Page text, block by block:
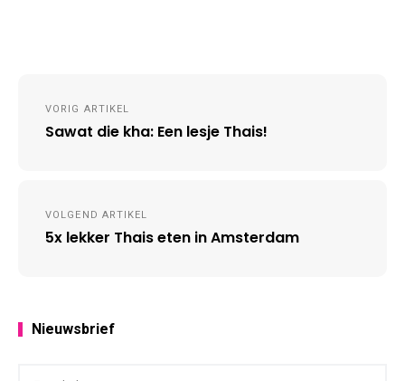
navigation
VORIG ARTIKEL
Sawat die kha: Een lesje Thais!
VOLGEND ARTIKEL
5x lekker Thais eten in Amsterdam
Nieuwsbrief